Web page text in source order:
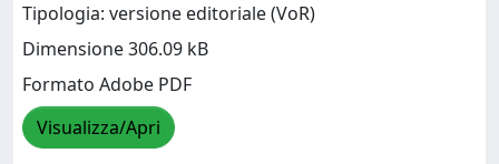
Tipologia: versione editoriale (VoR)
Dimensione 306.09 kB
Formato Adobe PDF
Visualizza/Apri